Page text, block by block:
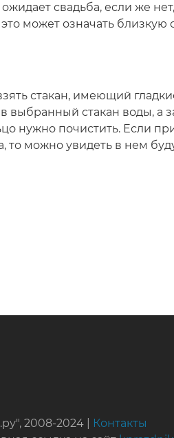
свадьба, если же
может означать
стакан, имеющий
стакан воды, а
нужно почистить. Если
то можно увидеть в нем
2008-2024 |
Контакты